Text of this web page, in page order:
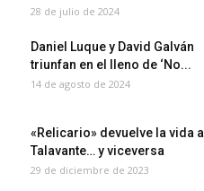
28 de julio de 2024
Daniel Luque y David Galván
triunfan en el lleno de ‘No...
14 de agosto de 2024
«Relicario» devuelve la vida a
Talavante… y viceversa
29 de diciembre de 2023